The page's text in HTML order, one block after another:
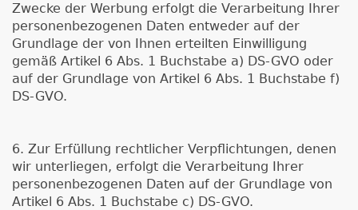
Zwecke der Werbung erfolgt die Verarbeitung Ihrer
personenbezogenen Daten entweder auf der
Grundlage der von Ihnen erteilten Einwilligung
gemäß Artikel 6 Abs. 1 Buchstabe a) DS-GVO oder
auf der Grundlage von Artikel 6 Abs. 1 Buchstabe f)
DS-GVO.
6. Zur Erfüllung rechtlicher Verpflichtungen, denen
wir unterliegen, erfolgt die Verarbeitung Ihrer
personenbezogenen Daten auf der Grundlage von
Artikel 6 Abs. 1 Buchstabe c) DS-GVO.